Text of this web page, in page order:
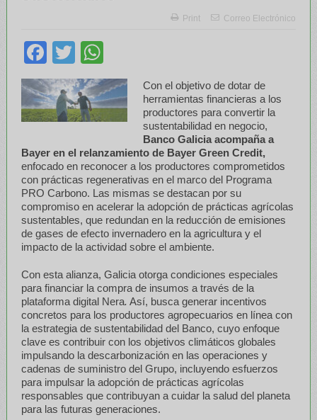
Print Correo Electrónico
Facebook
Twitter
Con el objetivo de dotar de
herramientas financieras a los
productores para convertir la
sustentabilidad en negocio,
Banco Galicia acompaña a
Bayer en el relanzamiento de Bayer Green Credit,
enfocado en reconocer a los productores comprometidos
con prácticas regenerativas en el marco del Programa
PRO Carbono. Las mismas se destacan por su
compromiso en acelerar la adopción de prácticas agrícolas
sustentables, que redundan en la reducción de emisiones
de gases de efecto invernadero en la agricultura y el
impacto de la actividad sobre el ambiente.
Con esta alianza, Galicia otorga condiciones especiales
para financiar la compra de insumos a través de la
plataforma digital Nera. Así, busca generar incentivos
concretos para los productores agropecuarios en línea con
la estrategia de sustentabilidad del Banco, cuyo enfoque
clave es contribuir con los objetivos climáticos globales
impulsando la descarbonización en las operaciones y
cadenas de suministro del Grupo, incluyendo esfuerzos
para impulsar la adopción de prácticas agrícolas
responsables que contribuyan a cuidar la salud del planeta
para las futuras generaciones.